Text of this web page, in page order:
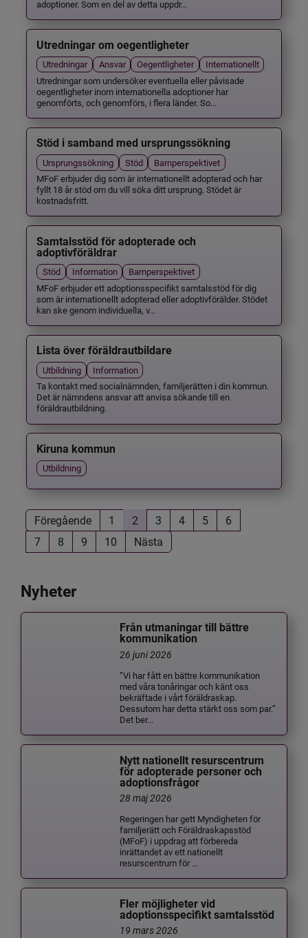
adoptioner. Som en del av detta uppdr...
Utredningar om oegentligheter
Utredningar Ansvar Oegentligheter
Internationellt
Utredningar som undersöker eventuella eller påvisade
oegentligheter inom internationella adoptioner har
genomförts, och genomförs, i flera länder. So...
Stöd i samband med ursprungssökning
Ursprungssökning Stöd
Barnperspektivet
MFoF erbjuder dig som är internationellt adopterad och har
fyllt 18 år stöd om du vill söka ditt ursprung. Stödet är
kostnadsfritt.
Samtalsstöd för adopterade och
adoptivföräldrar
Stöd Information
Barnperspektivet
MFoF erbjuder ett adoptionsspecifikt samtalsstöd för dig
som är internationellt adopterad eller adoptivförälder. Stödet
kan ske genom individuella, v...
Lista över föräldrautbildare
Utbildning
Information
Ta kontakt med socialnämnden, familjerätten i din kommun.
Det är nämndens ansvar att anvisa sökande till en
föräldrautbildning.
Kiruna kommun
Utbildning
Föregående 1 2 3 4 5
6
7
8 9 10 Nästa
Nyheter
Från utmaningar till bättre
kommunikation
26 juni 2026
”Vi har fått en bättre kommunikation
med våra tonåringar och känt oss
bekräftade i vårt föräldraskap.
Dessutom har detta stärkt oss som par.”
Det ber...
Nytt nationellt resurscentrum
för adopterade personer och
adoptionsfrågor
28 maj 2026
Regeringen har gett Myndigheten för
familjerätt och Föräldraskapsstöd
(MFoF) i uppdrag att förbereda
inrättandet av ett nationellt
resurscentrum för ...
Fler möjligheter vid
adoptionsspecifikt samtalsstöd
19 mars 2026